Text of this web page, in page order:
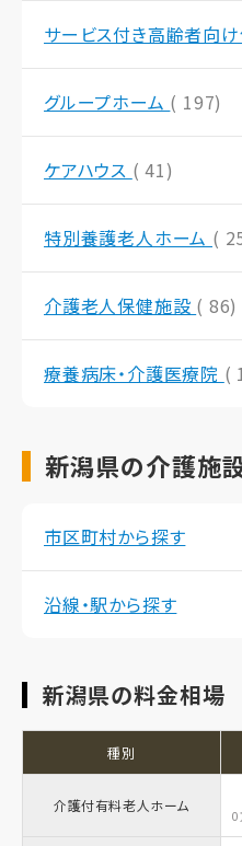
サービス付き高齢者向
グループホーム ( 197)
ケアハウス ( 41)
特別養護老人ホーム (
介護老人保健施設 ( 86)
療養病床・介護医療院 (
新潟県の介護施
市区町村から探す
沿線・駅から探す
新潟県の料金相場
種別
介護付有料老人ホーム
0